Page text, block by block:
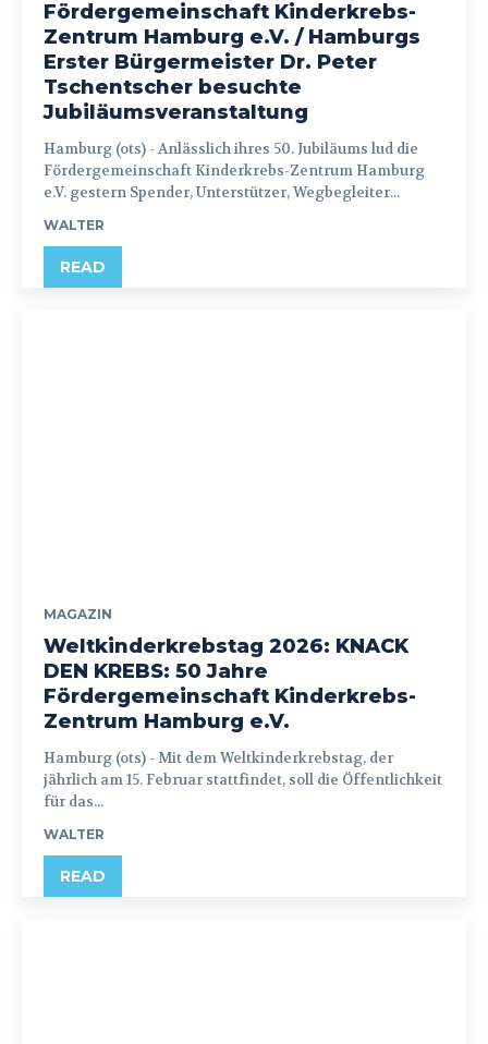
Fördergemeinschaft Kinderkrebs-
Zentrum Hamburg e.V. / Hamburgs
Erster Bürgermeister Dr. Peter
Tschentscher besuchte
Jubiläumsveranstaltung
Hamburg (ots) - Anlässlich ihres 50. Jubiläums lud die
Fördergemeinschaft Kinderkrebs-Zentrum Hamburg
e.V. gestern Spender, Unterstützer, Wegbegleiter...
WALTER
READ
MAGAZIN
Weltkinderkrebstag 2026: KNACK
DEN KREBS: 50 Jahre
Fördergemeinschaft Kinderkrebs-
Zentrum Hamburg e.V.
Hamburg (ots) - Mit dem Weltkinderkrebstag, der
jährlich am 15. Februar stattfindet, soll die Öffentlichkeit
für das...
WALTER
READ